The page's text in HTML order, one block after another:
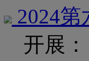
2024
开展